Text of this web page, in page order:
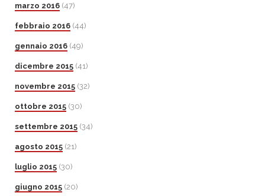
marzo 2016 (47)
febbraio 2016 (44)
gennaio 2016 (49)
dicembre 2015 (41)
novembre 2015 (32)
ottobre 2015 (30)
settembre 2015 (34)
agosto 2015 (21)
luglio 2015 (30)
giugno 2015 (20)